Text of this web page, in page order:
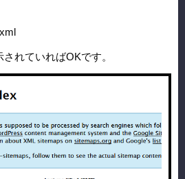
れていればOKです。